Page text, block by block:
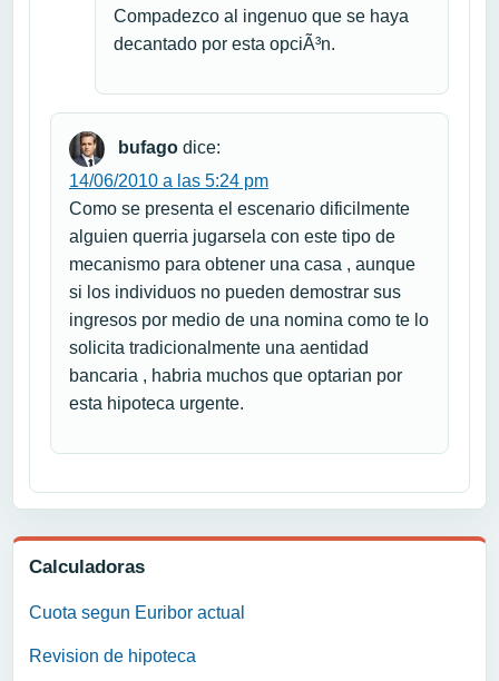
Calculadoras
Cuota segun Euribor actual
Revision de hipoteca
Compadezco al ingenuo que se haya
decantado por esta opciÃ³n.
bufago dice:
14/06/2010 a las 5:24 pm
Como se presenta el escenario dificilmente
alguien querria jugarsela con este tipo de
mecanismo para obtener una casa , aunque
si los individuos no pueden demostrar sus
ingresos por medio de una nomina como te lo
solicita tradicionalmente una aentidad
bancaria , habria muchos que optarian por
esta hipoteca urgente.